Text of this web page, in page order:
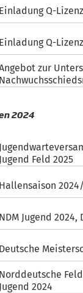
Einladung Q-
Einladung Q-
zur
2024
Jugend Feld 2025
Hallensaison
NDM Jugend
Deutsche
Norddeutsche
Jugend 2024